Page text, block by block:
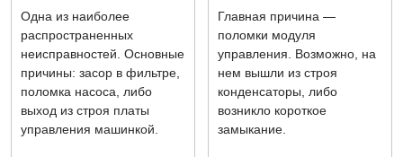
Одна из наиболее
распространенных
неисправностей. Основные
причины: засор в фильтре,
поломка насоса, либо
выход из строя платы
управления машинкой.
Главная причина —
поломки модуля
управления. Возможно, на
нем вышли из строя
конденсаторы, либо
возникло короткое
замыкание.